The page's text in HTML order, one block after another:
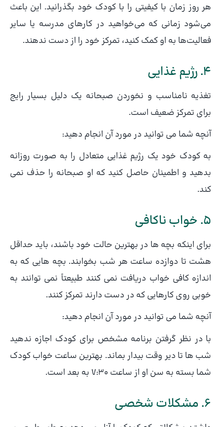
هر روز زمان با کیفیتی را با کودک خود بگذرانید. این باعث
می‌شود زمانی که می‌خواهید در کارهای مدرسه یا سایر
فعالیت‌ها به او کمک کنید، تمرکز خود را از دست ندهند.
4. رژیم غذایی
تغذیه نامناسب و نخوردن صبحانه یک دلیل بسیار رایج
برای تمرکز ضعیف است.
آنچه شما می توانید در مورد آن انجام دهید:
به کودک خود یک رژیم غذایی متعادل را به صورت روزانه
بدهید و اطمینان حاصل کنید که او صبحانه را حذف نمی
کند.
5. خواب ناکافی
برای اینکه بچه ها در بهترین حالت خود باشند، باید حداقل
هشت تا دوازده ساعت هر شب بخوابند. بچه هایی که به
اندازه کافی خواب دریافت نمی کنند طبیعتاً نمی توانند به
خوبی روی کارهایی که در دست دارند تمرکز کنند.
آنچه شما می توانید در مورد آن انجام دهید:
با در نظر گرفتن برنامه مشخص برای کودک اجازه ندهید
شب ها تا دیر وقت بیدار بماند. بهترین ساعت خواب کودک
شما بسته به سن او از ساعت 7:30 به بعد است.
6. مشکلات شخصی